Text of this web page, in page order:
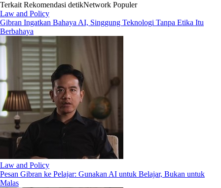
Terkait Rekomendasi detikNetwork Populer
Law and Policy
Gibran Ingatkan Bahaya AI, Singgung Teknologi Tanpa Etika Itu
Berbahaya
Law and Policy
Pesan Gibran ke Pelajar: Gunakan AI untuk Belajar, Bukan untuk
Malas